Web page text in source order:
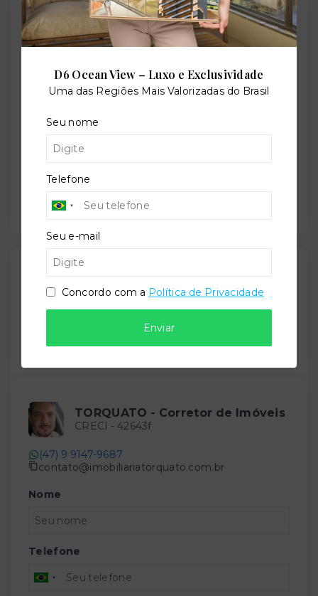
Localização
Rua Joaquim Cruz, 300 - Santo Antônio - Porto
+
−
Gostou do imóvel?
Salve ele nos seus favoritos ou então compartilhe
Compartilhar
TORQUATO - Corretor de Imóveis
CRECI - 42643f
(47) 9 9147-9687
contato@imobiliariatorquato.com.br
Nome
Telefone
D6 Ocean View – Luxo e Exclusividade
Uma das Regiões Mais Valorizadas do Brasil
Seu nome
Telefone
Seu e-mail
Concordo com a Política de Privacidade
Enviar